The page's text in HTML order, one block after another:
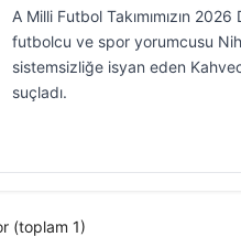
A Milli Futbol Takımımızın
futbolcu ve spor yorumcusu
sistemsizliğe isyan eden
suçladı.
(toplam 1)